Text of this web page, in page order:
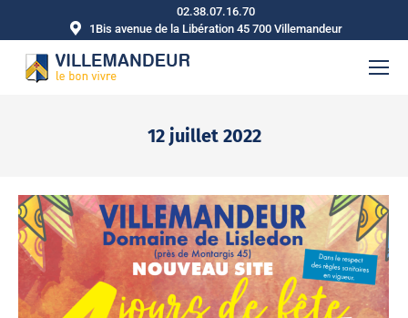
02.38.07.16.70
1Bis avenue de la Libération 45 700 Villemandeur
12 juillet 2022